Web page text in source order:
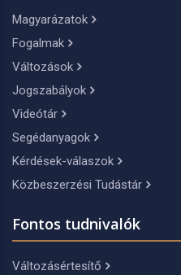
Magyarázatok
Fogalmak
Változások
Jogszabályok
Videótár
Segédanyagok
Kérdések-válaszok
Közbeszerzési Tudástár
Fontos tudnivalók
Változásértesítő